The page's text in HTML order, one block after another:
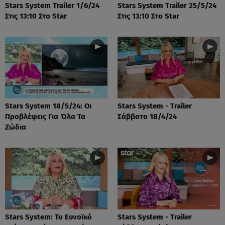
Stars System Trailer 1/6/24
Στις 13:10 Στο Star
Stars System Trailer 25/5/24
Στις 13:10 Στο Star
Stars System 18/5/24: Οι
Προβλέψεις Για Όλα Τα
Ζώδια
Stars System - Trailer
Σάββατο 18/4/24
Stars System: Το Ευνοϊκό
Stars System - Trailer